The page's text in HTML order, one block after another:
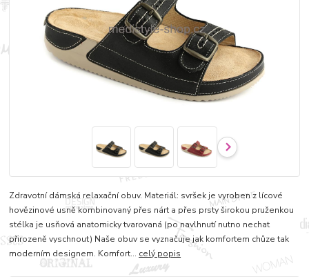
Zdravotní dámská relaxační obuv. Materiál: svršek je vyroben z lícové
hovězinové usně kombinovaný přes nárt a přes prsty širokou pruženkou
stélka je usňová anatomicky tvarovaná (po navlhnutí nutno nechat
přirozeně vyschnout) Naše obuv se vyznačuje jak komfortem chůze tak
moderním designem. Komfort... celý popis